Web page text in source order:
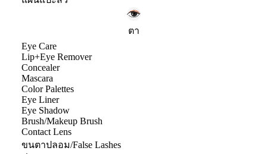
ตา
Eye Care
Lip+Eye Remover
Concealer
Mascara
Color Palettes
Eye Liner
Eye Shadow
Brush/Makeup Brush
Contact Lens
ขนตาปลอม/False Lashes